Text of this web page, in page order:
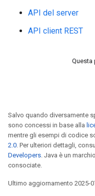
API del server
API client REST
Questa
Salvo quando diversamente
sono concessi in base alla
mentre gli esempi di codice
2.0. Per ulteriori dettagli,
Developers. Java è un
consociate.
Ultimo aggiornamento 2025-